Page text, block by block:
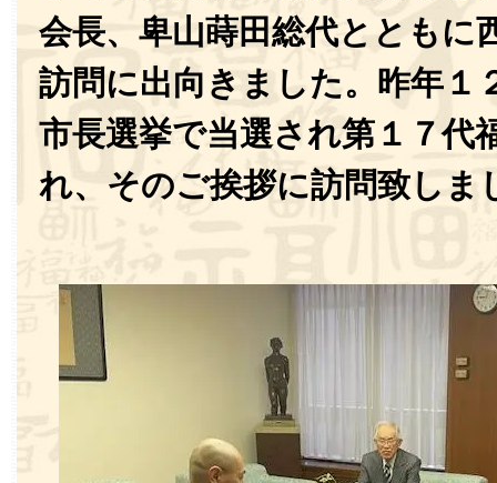
会長、卑山蒔田総代とともに
訪問に出向きました。昨年１
市長選挙で当選され第１７代
れ、そのご挨拶に訪問致しま